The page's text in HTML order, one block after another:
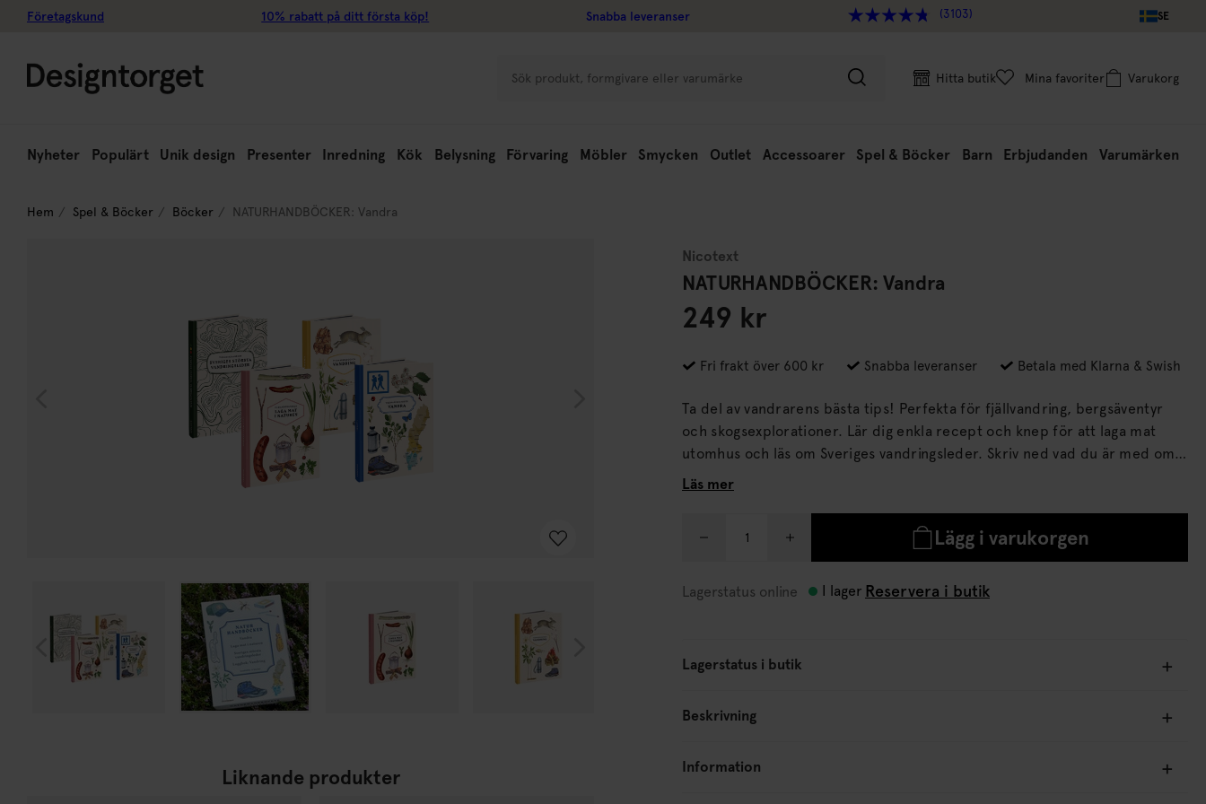
Företagskund 10% rabatt på ditt första köp! Snabba leveranser (3103) SE
Hitta butik Mina favoriter Varukorg
Nyheter Populärt Unik design Presenter Inredning Kök Belysning Förvaring Möbler Smycken Outlet Accessoarer Spel & Böcker Barn Erbjudanden Varumärken
Hem Spel & Böcker Böcker NATURHANDBÖCKER: Vandra
Liknande produkter
Nicotext
NATURHANDBÖCKER: Vandra
249 kr
Fri frakt över 600 kr Snabba leveranser Betala med Klarna & Swish
Ta del av vandrarens bästa tips! Perfekta för fjällvandring, bergsäventyr
och skogsexplorationer. Lär dig enkla recept och knep för att laga mat
utomhus och läs om Sveriges vandringsleder. Skriv ned vad du är med om
under din vandring i Nicotexts loggbok.
Läs mer
Lägg i varukorgen
Lagerstatus online I lager Reservera i butik
Lagerstatus i butik
Beskrivning
Information